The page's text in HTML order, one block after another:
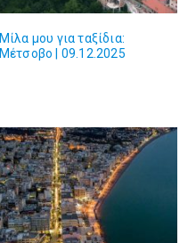
Μίλα μου για ταξίδια:
Μέτσοβο | 09.12.2025